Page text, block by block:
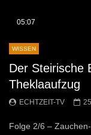
05:07
WISSEN
Der Steirische
Theklaaufzug
ECHTZEIT-TV
Folge 2/6 –